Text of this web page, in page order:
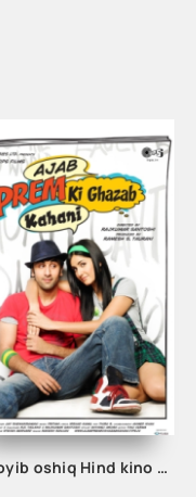
G'aroyib oshiq Hind kino 2009 Uzbek tilida